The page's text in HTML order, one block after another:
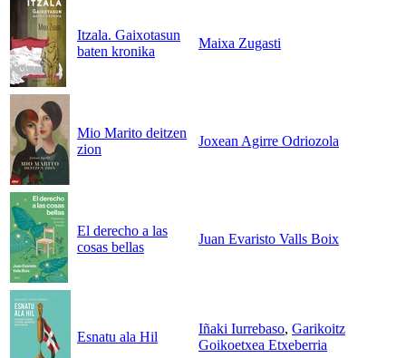
Itzala. Gaixotasun
baten kronika
Maixa Zugasti
Mio Marito deitzen
zion
Joxean Agirre Odriozola
El derecho a las
cosas bellas
Juan Evaristo Valls Boix
Esnatu ala Hil
Iñaki Iurrebaso, Garikoitz
Goikoetxea Etxeberria